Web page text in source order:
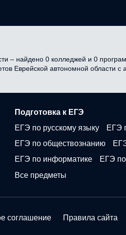
– найдено 0 колледжей и 0
Еврейской автономной
Подготовка к ЕГЭ
ЕГЭ по русскому языку
ЕГЭ
ЕГЭ по обществознанию
ЕГЭ по информатике
ЕГЭ
Все предметы
соглашение Правила сайта